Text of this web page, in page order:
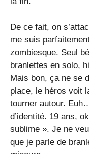
De ce fait, on
me suis
zombiesque. Seul
branlettes en solo,
Mais bon, ça ne se
place, le héros voit
tourner autour.
d’identité. 19 ans,
sublime ». Je ne
que je parle de